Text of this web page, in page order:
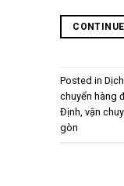
Posted in
chuyển hàng
Định vận
gòn